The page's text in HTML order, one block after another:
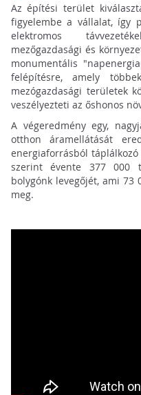
Az építési terület
figyelembe a vállalat, így
elektromos
mezőgazdasági és
monumentális
felépítésre, amely
mezógazdasági területek
veszélyezteti az őshonos
A végeredmény egy,
otthon áramellátását
energiaforrásból
szerint évente 377 000
bolygónk levegőjét, ami 73
meg.